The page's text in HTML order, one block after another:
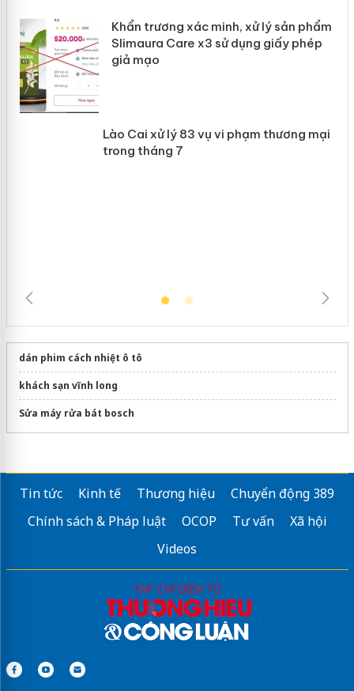
dán phim cách nhiệt ô tô
khách sạn vĩnh long
Sửa máy rửa bát bosch
Tin tức Kinh tế Thương hiệu
Chuyển động 389
Chính sách & Pháp luật
OCOP Tư vấn
Xã hội
Videos